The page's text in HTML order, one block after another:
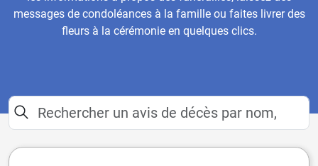
messages de condoléances à la famille ou faites livrer des
fleurs à la cérémonie en quelques clics.